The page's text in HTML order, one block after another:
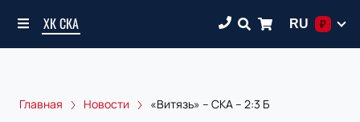
ХК СКА RU ₽
Главная Новости «Витязь» – СКА – 2:3 Б